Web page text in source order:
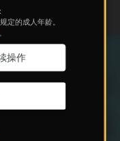
定的成人年龄。